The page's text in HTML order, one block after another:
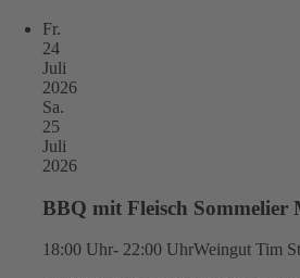
Fr.
24
Juli
2026
Sa.
25
Juli
2026
BBQ mit Fleisch Sommelier
18:00 Uhr- 22:00 UhrWeingut Tim